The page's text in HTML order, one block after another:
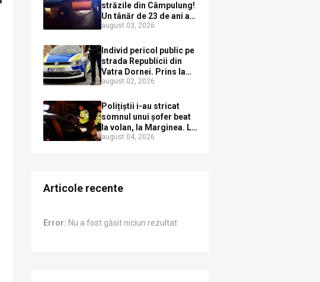
străzile din Câmpulung!
Un tânăr de 23 de ani a
fugit de poliție cu un
un gard de pe strada
Sirenei
august 03, 2026
Individ pericol public pe
strada Republicii din
Vatra Dornei. Prins la
volan cu mașina
plină zi
august 02, 2026
Polițiștii i-au stricat
somnul unui șofer beat
la volan, la Marginea. L-
au trezit instant cu un
august 04, 2026
Articole recente
Error: Nu a fost găsit niciun rezultat